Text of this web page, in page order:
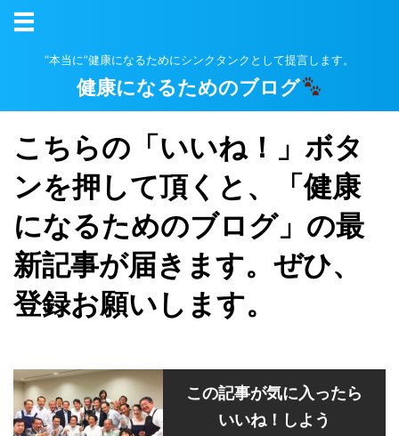
”本当に”健康になるためにシンクタンクとして提言します。
健康になるためのブログ
こちらの「いいね！」ボタ
ンを押して頂くと、「健康
になるためのブログ」の最
新記事が届きます。ぜひ、
登録お願いします。
この記事が気に入ったら
いいね！しよう